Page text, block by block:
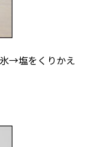
→塩をくりかえ